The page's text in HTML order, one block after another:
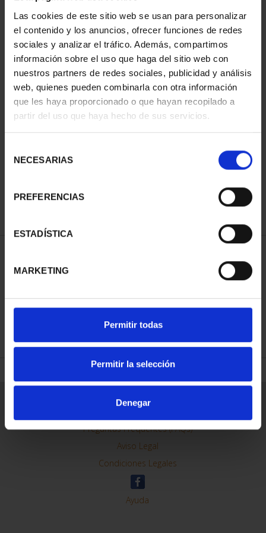
Las cookies de este sitio web se usan para personalizar
el contenido y los anuncios, ofrecer funciones de redes
sociales y analizar el tráfico. Además, compartimos
información sobre el uso que haga del sitio web con
nuestros partners de redes sociales, publicidad y análisis
web, quienes pueden combinarla con otra información
que les haya proporcionado o que hayan recopilado a
partir del uso que haya hecho de sus servicios.
NECESARIAS
PREFERENCIAS
ESTADÍSTICA
MARKETING
Permitir todas
Permitir la selección
Denegar
CAPITALES DE
PROVINCIA COLECCION
3.796,00 €
REFINAR
Información General
Contacto
Preguntas Frequentes (FAQs)
Aviso Legal
Condiciones Legales
Ayuda